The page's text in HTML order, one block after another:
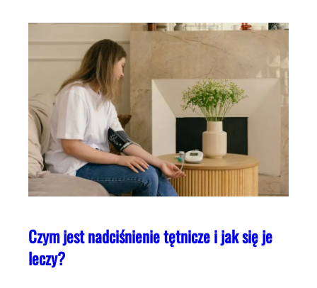
Czym jest nadciśnienie tętnicze i jak się je
leczy?